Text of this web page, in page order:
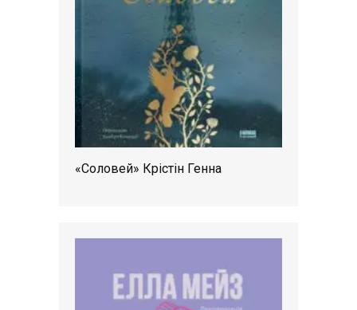
«Соловей» Крістін Генна